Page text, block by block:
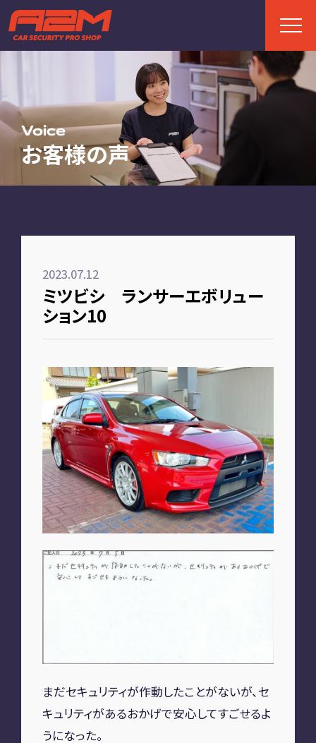
Voice
お客様の声
2023.07.12
ミツビシ ランサーエボリュー
ション10
まだセキュリティが作動したことがないが、セ
キュリティがあるおかげで安心してすごせるよ
うになった。
TOP
ABOUT
A2Mについて
FAQ
お客様の声
お知らせ
PLAN
車種別プラン
SHOP
A2M 本店
A2M 仙台
A2M USC
アップデートサポートセンター
A2M 横浜